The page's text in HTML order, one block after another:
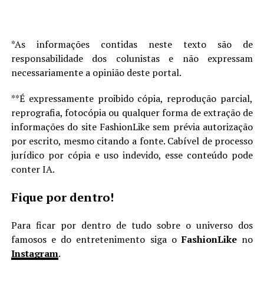
*As informações contidas neste texto são de
responsabilidade dos colunistas e não expressam
necessariamente a opinião deste portal.
**É expressamente proibido cópia, reprodução parcial,
reprografia, fotocópia ou qualquer forma de extração de
informações do site FashionLike sem prévia autorização
por escrito, mesmo citando a fonte. Cabível de processo
jurídico por cópia e uso indevido, esse conteúdo pode
conter IA.
Fique por dentro!
Para ficar por dentro de tudo sobre o universo dos
famosos e do entretenimento siga oFashionLike no
Instagram.